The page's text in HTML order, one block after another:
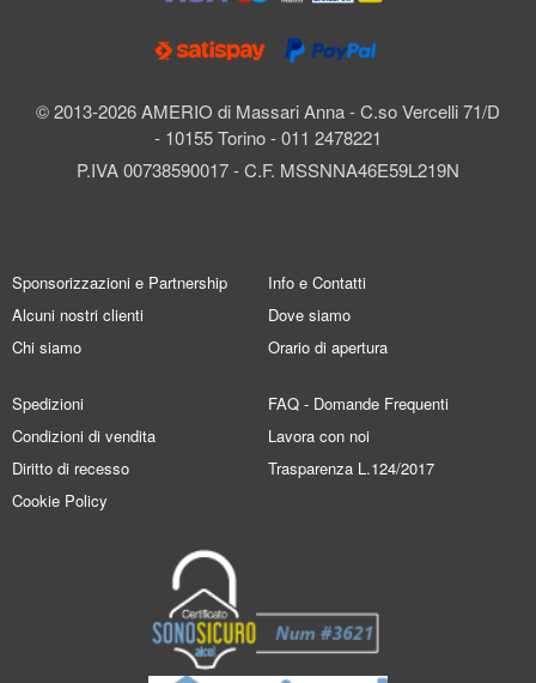
© 2013-2026 AMERIO di Massari Anna - C.so Vercelli 71/D
- 10155 Torino - 011 2478221
P.IVA 00738590017 - C.F. MSSNNA46E59L219N
Sponsorizzazioni e Partnership
Alcuni nostri clienti
Chi siamo
Info e Contatti
Dove siamo
Orario di apertura
Spedizioni
Condizioni di vendita
Diritto di recesso
Cookie Policy
FAQ - Domande Frequenti
Lavora con noi
Trasparenza L.124/2017